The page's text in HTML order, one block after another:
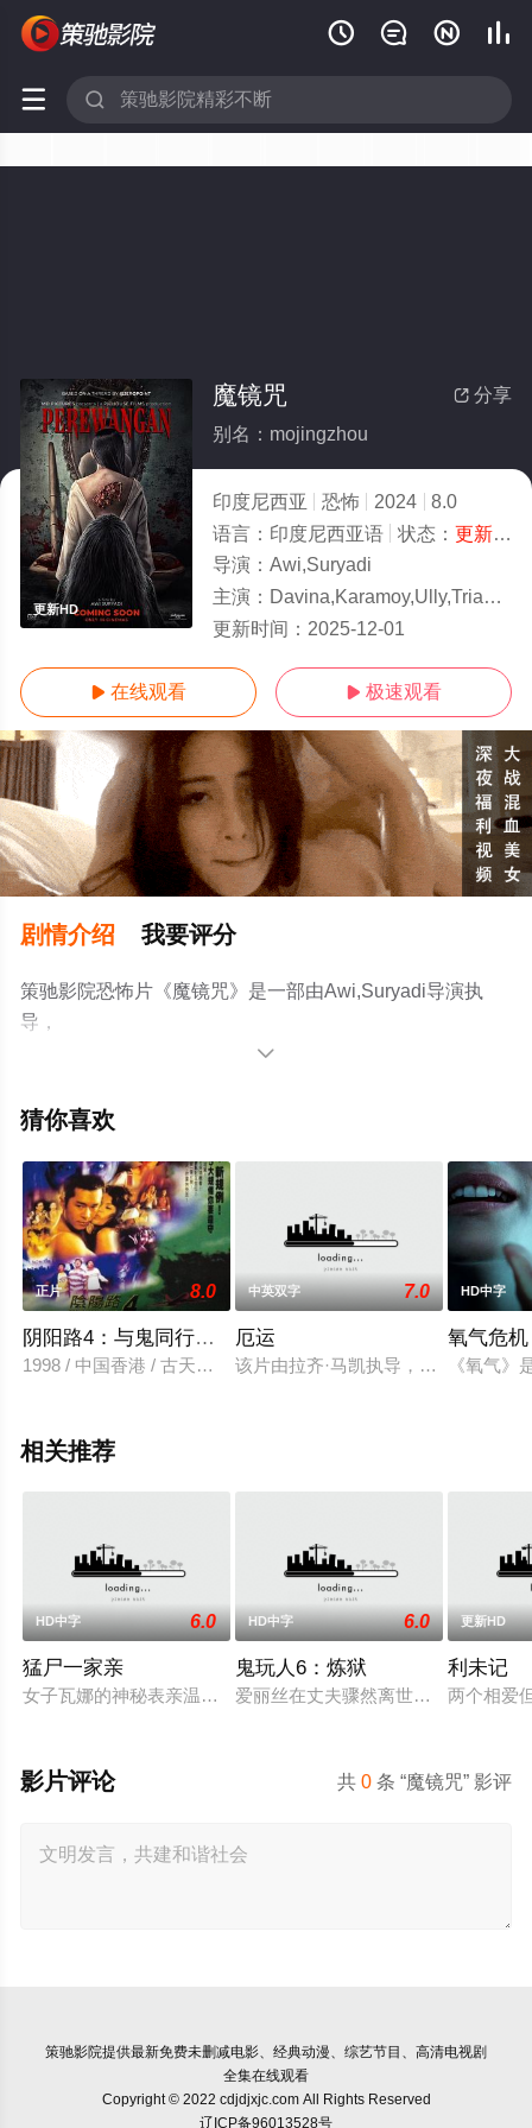
   
 
更新HD
 分享
魔镜咒
别名：mojingzhou
印度尼西亚 恐怖 2024
8.0
语言： 印度尼西亚语 状态： 更新HD/高清
导演： Awi,Suryadi
主演： Davina,Karamoy,Ully,Triani,Randy,Nidji,Eduward,Manalu,Beby,Evelyn,Dia
更新时间： 2025-12-01
 在线观看  极速观看
剧情介绍 我要评分
策驰影院恐怖片《魔镜咒》是一部由Awi,Suryadi导演执
导，
删减完整版电影大全就上策驰电影网，更多相关信息可移

猜你喜欢
正片 8.0
阴阳路4：与鬼同行国语
1998 / 中国香港 / 古天乐,孙佳君
中英双字 7.0
厄运
该片由拉齐·马凯执导，贾里德·巴特
HD中字
氧气危机
《氧气》
相关推荐
HD中字 6.0
猛尸一家亲
女子瓦娜的神秘表亲温思罗普突然仓皇登门，身后还跟着一个
HD中字 6.0
鬼玩人6：炼狱
爱丽丝在丈夫骤然离世后深陷悲痛，
更新HD
利未记
两个相爱
共0 条 “魔镜咒” 影评
影片评论
策驰影院提供最新免费未删减电影、经典动漫、综艺节目、高清电视剧
全集在线观看
Copyright © 2022 cdjdjxjc.com All Rights Reserved
辽ICP备96013528号